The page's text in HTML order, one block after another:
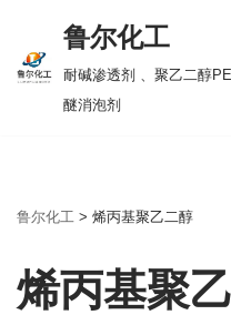
跳
鲁尔化工
耐碱渗透剂 、聚乙二醇
醚消泡剂
鲁尔化工 > 烯丙基聚乙二醇
烯丙基聚